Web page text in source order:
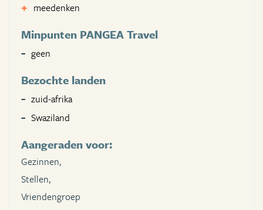
meedenken
Minpunten PANGEA Travel
geen
Bezochte landen
zuid-afrika
Swaziland
Aangeraden voor:
Gezinnen,
Stellen,
Vriendengroep